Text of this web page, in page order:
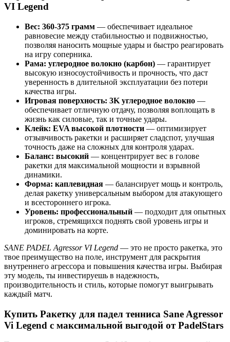
VI Legend
Вес: 360-375 грамм — обеспечивает идеальное
равновесие между стабильностью и подвижностью,
позволяя наносить мощные удары и быстро реагировать
на игру соперника.
Рама: углеродное волокно (карбон) — гарантирует
высокую износоустойчивость и прочность, что даст
уверенность в длительной эксплуатации без потери
качества игры.
Игровая поверхность: 3K углеродное волокно —
обеспечивает отличную отдачу, позволяя воплощать в
жизнь как силовые, так и точные удары.
Клейк: EVA высокой плотности — оптимизирует
отзывчивость ракетки и расширяет сладспот, улучшая
точность даже на сложных для контроля ударах.
Баланс: высокий — концентрирует вес в голове
ракетки для максимальной мощности и взрывной
динамики.
Форма: каплевидная — балансирует мощь и контроль,
делая ракетку универсальным выбором для атакующего
и всестороннего игрока.
Уровень: профессиональный — подходит для опытных
игроков, стремящихся поднять свой уровень игры и
доминировать на корте.
SANE PADEL Agressor VI Legend — это не просто ракетка, это
твое преимущество на поле, инструмент для раскрытия
внутреннего агрессора и повышения качества игры. Выбирая
эту модель, ты инвестируешь в надежность,
производительность и стиль, которые помогут выигрывать
каждый матч.
Купить Ракетку для падел тенниса Sane Agressor
Vi Legend с максимальной выгодой от PadelStars